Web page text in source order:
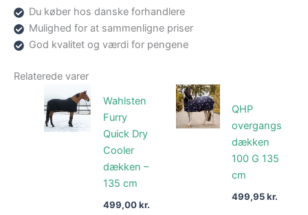
Du køber hos danske forhandlere
Mulighed for at sammenligne priser
God kvalitet og værdi for pengene
Relaterede varer
Wahlsten
Furry
Quick Dry
Cooler
dækken –
135 cm
499,00kr.
QHP
overgangs
dækken
100 G 135
cm
499,95kr.